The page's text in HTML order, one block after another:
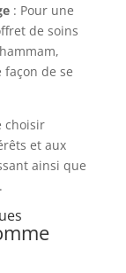
: Pour une
de soins
façon de se
choisir
et aux
ainsi que